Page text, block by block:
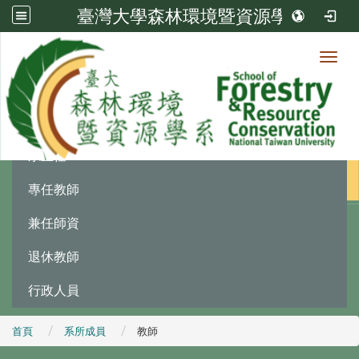
臺灣大學森林環境暨資源學系
系所成員
系主任
專任教師
兼任師資
退休教師
行政人員
首頁 系所成員 教師